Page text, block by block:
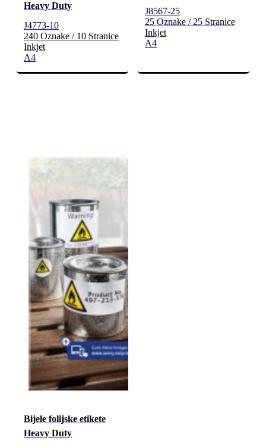
Heavy Duty
J4773-10
240 Oznake / 10 Stranice
Inkjet
A4
J8567-25
25 Oznake / 25 Stranice
Inkjet
A4
Bijele folijske etikete
Heavy Duty